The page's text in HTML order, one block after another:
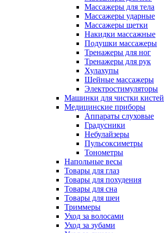
Массажеры для тела
Массажеры ударные
Массажеры щетки
Накидки массажные
Подушки массажеры
Тренажеры для ног
Тренажеры для рук
Хулахупы
Шейные массажеры
Электростимуляторы
Машинки для чистки кистей
Медицинские приборы
Аппараты слуховые
Градусники
Небулайзеры
Пульсоксиметры
Тонометры
Напольные весы
Товары для глаз
Товары для похудения
Товары для сна
Товары для шеи
Триммеры
Уход за волосами
Уход за зубами